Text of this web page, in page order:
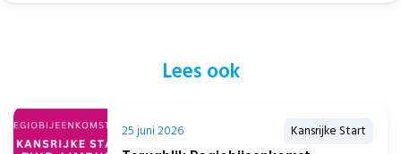
Lees ook
25 juni 2026 Kansrijke Start